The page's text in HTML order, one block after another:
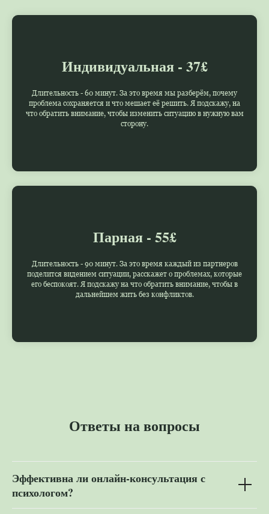
Индивидуальная - 37£
Длительность - 60 минут. За это время мы разберём, почему
проблема сохраняется и что мешает её решить. Я подскажу, на
что обратить внимание, чтобы изменить ситуацию в нужную вам
сторону.
Парная - 55£
Длительность - 90 минут. За это время каждый из партнеров
поделится видением ситуации, расскажет о проблемах, которые
его беспокоят. Я подскажу на что обратить внимание, чтобы в
дальнейшем жить без конфликтов.
Ответы на вопросы
Эффективна ли онлайн-консультация с
психологом?